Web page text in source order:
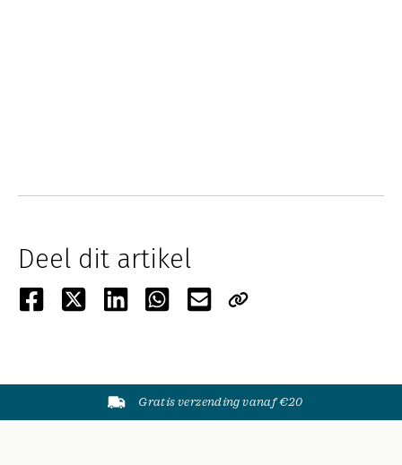
Deel dit artikel
Gratis verzending vanaf €20